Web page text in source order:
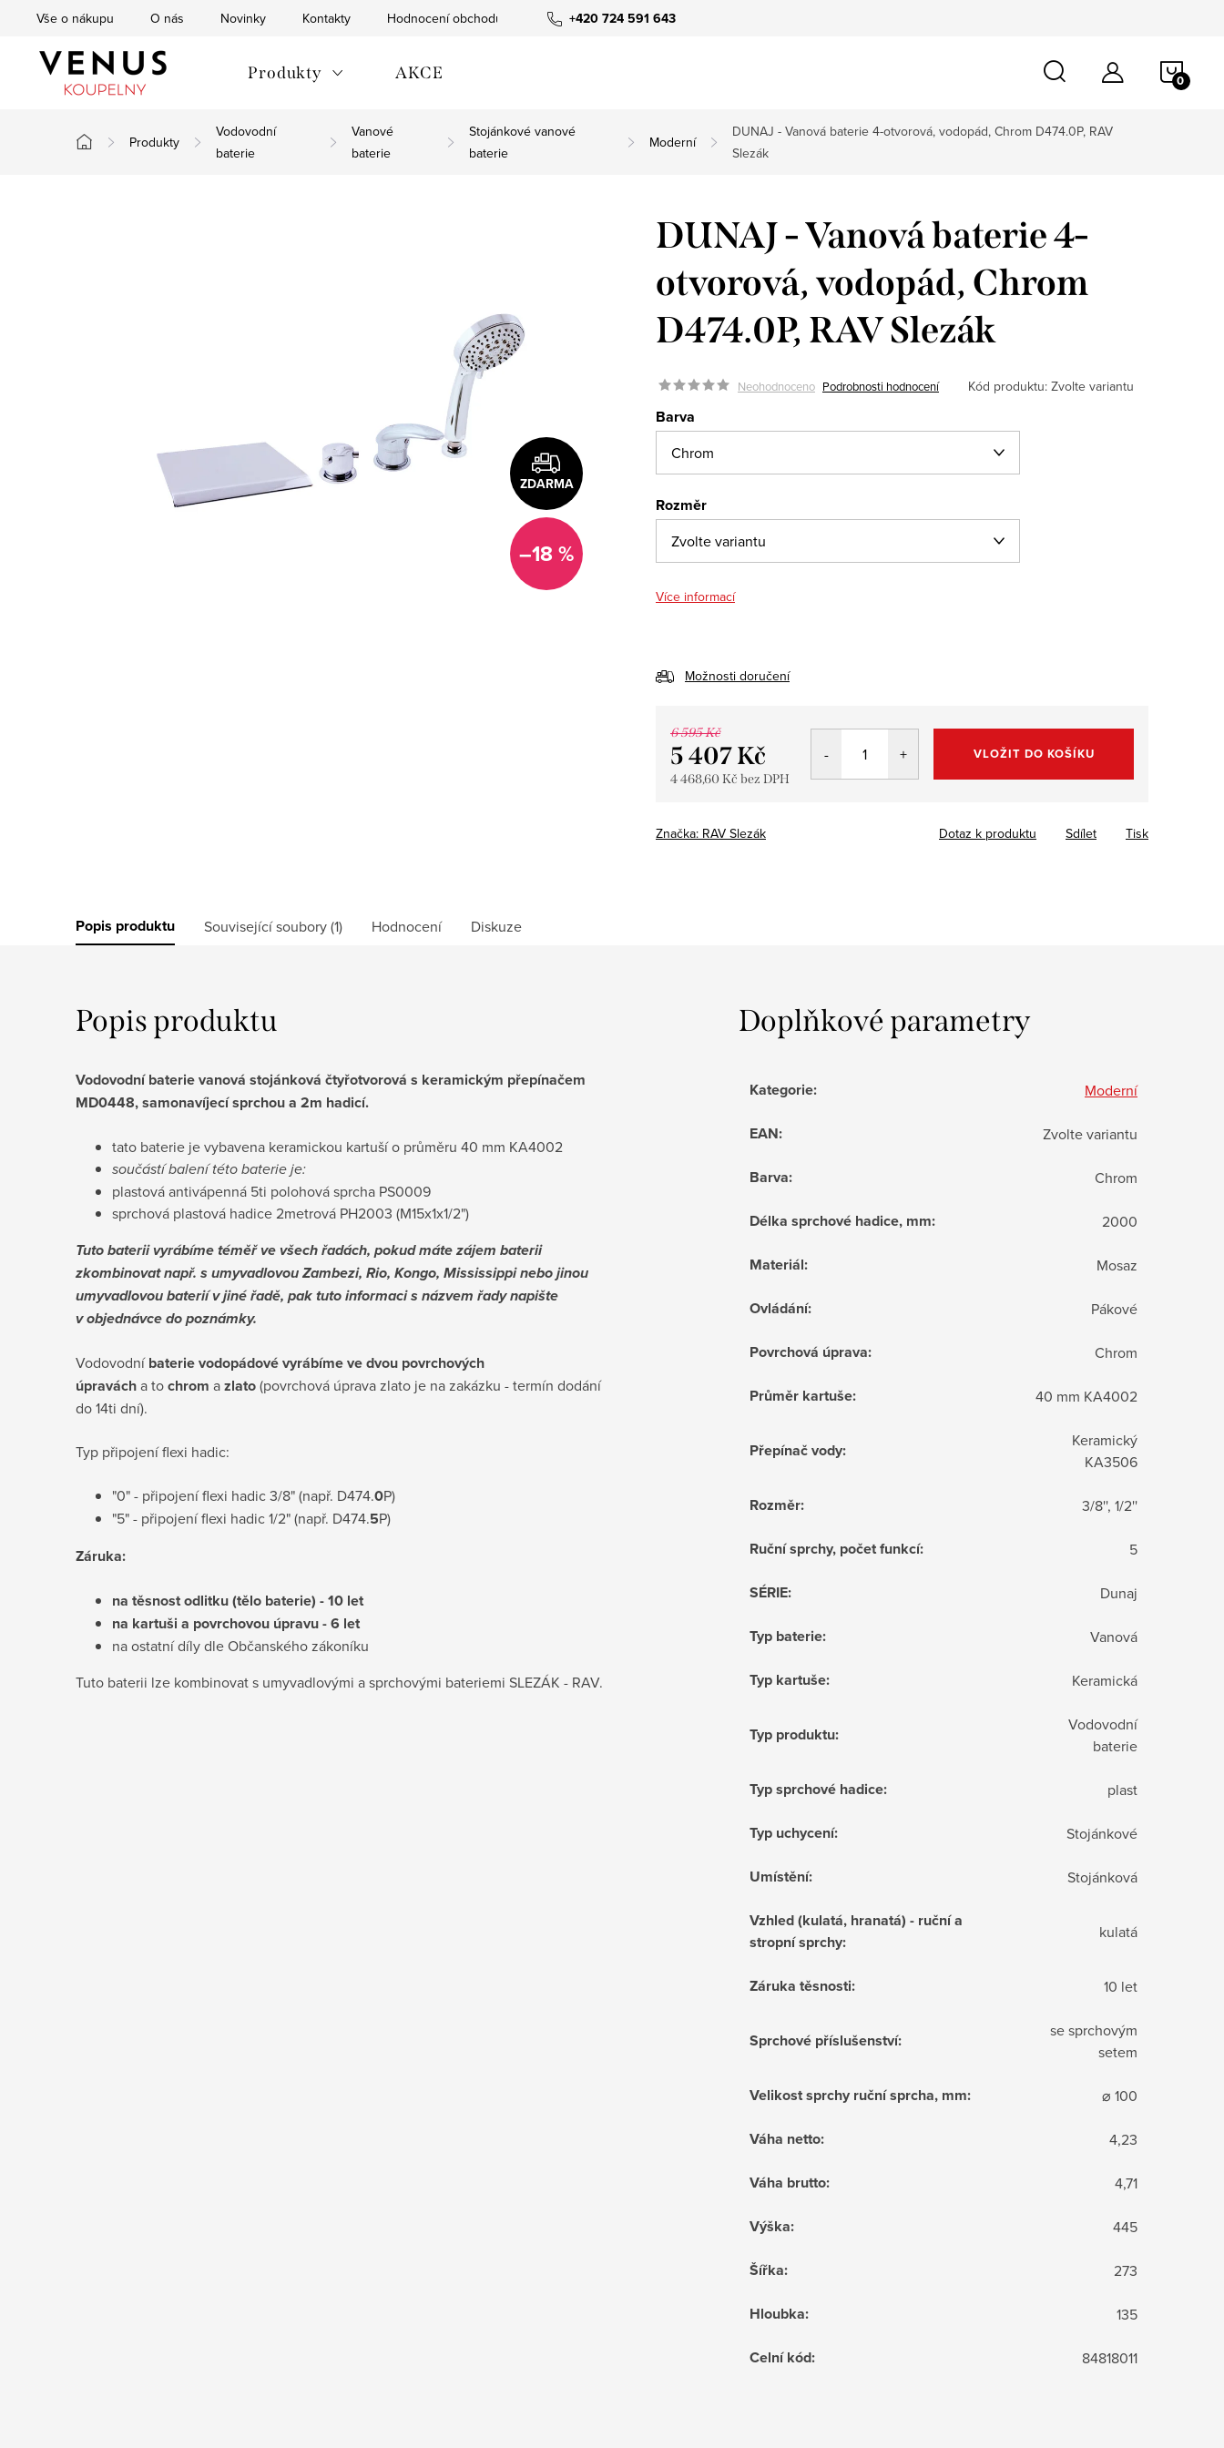
+420 724 591 643
Vše o nákupu O nás Novinky Kontakty Hodnocení obchodu
Produkty AKCE
Domů
Produkty
Vodovodní
baterie
Vanové
baterie
Stojánkové vanové
baterie
Moderní
DUNAJ - Vanová baterie 4-otvorová, vodopád, Chrom D474.0P, RAV
Slezák
ZDARMA
–18 %
DUNAJ - Vanová baterie 4-
otvorová, vodopád, Chrom
D474.0P, RAV Slezák
Neohodnoceno Podrobnosti hodnocení Kód produktu: Zvolte variantu
Barva
Rozměr
Více informací
Možnosti doručení
6 595 Kč
5 407 Kč
4 468,60 Kč bez DPH
VLOŽIT DO KOŠÍKU
Značka: RAV Slezák Tisk
Dotaz k produktu Sdílet
Popis produktu Související soubory (1) Hodnocení Diskuze
Popis produktu
Vodovodní baterie vanová stojánková čtyřotvorová s keramickým přepínačem
MD0448, samonavíjecí sprchou a 2m hadicí.
tato baterie je vybavena keramickou kartuší o průměru 40 mm KA4002
součástí balení této baterie je:
plastová antivápenná 5ti polohová sprcha PS0009
sprchová plastová hadice 2metrová PH2003 (M15x1x1/2")
Tuto baterii vyrábíme téměř ve všech řadách, pokud máte zájem baterii
zkombinovat např. s umyvadlovou Zambezi, Rio, Kongo, Mississippi nebo jinou
umyvadlovou baterií v jiné řadě, pak tuto informaci s názvem řady napište
v objednávce do poznámky.
Vodovodníbaterie vodopádové vyrábíme ve dvou povrchových
úpravácha tochrom azlato(povrchová úprava zlato je na zakázku - termín dodání
do 14ti dní).
Typ připojení flexi hadic:
"0" - připojení flexi hadic 3/8" (např. D474.0P)
"5" - připojení flexi hadic 1/2" (např. D474.5P)
Záruka:
na těsnost odlitku (tělo baterie) - 10 let
na kartuši a povrchovou úpravu - 6 let
na ostatní díly dle Občanského zákoníku
Tuto baterii lze kombinovat s umyvadlovými a sprchovými bateriemi SLEZÁK - RAV.
Doplňkové parametry
Kategorie: Moderní
EAN: Zvolte variantu
Barva: Chrom
Délka sprchové hadice, mm: 2000
Materiál: Mosaz
Ovládání: Pákové
Povrchová úprava: Chrom
Průměr kartuše: 40 mm KA4002
Přepínač vody:
Keramický
KA3506
Rozměr: 3/8'', 1/2''
Ruční sprchy, počet funkcí: 5
SÉRIE: Dunaj
Typ baterie: Vanová
Typ kartuše: Keramická
Typ produktu:
Vodovodní
baterie
Typ sprchové hadice: plast
Typ uchycení: Stojánkové
Umístění: Stojánková
Vzhled (kulatá, hranatá) - ruční a
stropní sprchy: kulatá
Záruka těsnosti: 10 let
Sprchové příslušenství:
se sprchovým
setem
Velikost sprchy ruční sprcha, mm: ⌀ 100
Váha netto: 4,23
Váha brutto: 4,71
Výška: 445
Šířka: 273
Hloubka: 135
Celní kód: 84818011